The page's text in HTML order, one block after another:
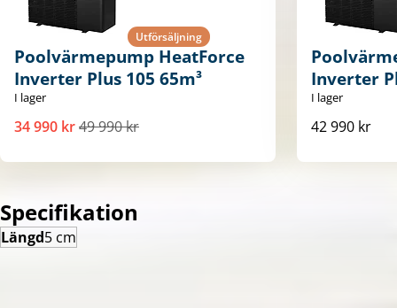
Utförsäljning
Poolvärmepump HeatForce
Inverter Plus 105 65m³
I lager
34 990 kr49 990 kr
Inverter
I lager
42 990 kr
Specifikation
Längd5 cm